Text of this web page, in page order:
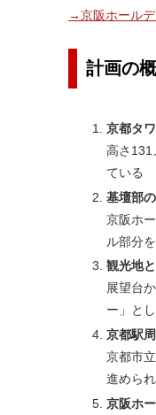
→京阪ホール
計画の
京都タ
高さ131
ている
基壇部
京阪ホ
ル部分
観光地
展望台
ー」と
京都駅
京都市
進めら
京阪ホ